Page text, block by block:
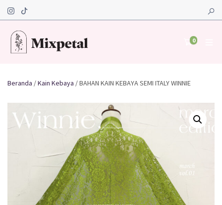
0
Beranda /Kain Kebaya / BAHAN KAIN KEBAYA SEMI ITALY WINNIE